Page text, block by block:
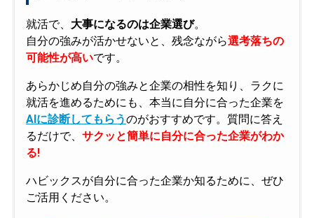
就活で、 大事になるのは企業選び。
自分の強みが活かせないと、残念ながら選考落ちの
可能性が高いです。
あらかじめ自分の強みと企業の相性を知り、ラクに
就活を進めるためにも、本当に自分に合った企業を
AIに診断してもらうのがおすすめです。質問に答え
るだけで、 サクッと簡単に自分に合った企業がわか
る!
ハビックスが自分に合った企業か知るために、ぜひ
ご活用ください。